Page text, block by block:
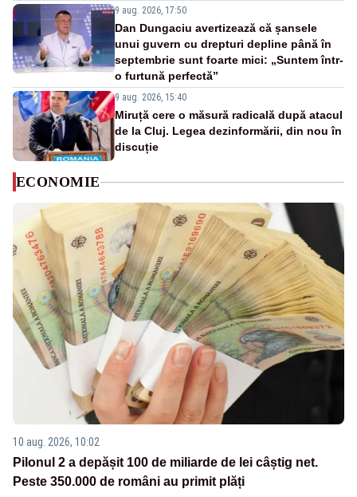
9 aug. 2026, 17:50
Dan Dungaciu avertizează că șansele
unui guvern cu drepturi depline până în
septembrie sunt foarte mici: „Suntem într-
o furtună perfectă”
9 aug. 2026, 15:40
Miruță cere o măsură radicală după atacul
de la Cluj. Legea dezinformării, din nou în
discuție
ECONOMIE
10 aug. 2026, 10:02
Pilonul 2 a depășit 100 de miliarde de lei câștig net.
Peste 350.000 de români au primit plăți